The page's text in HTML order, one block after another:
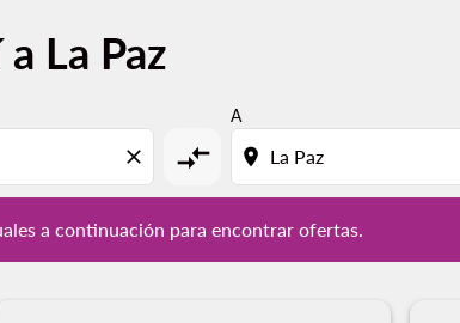
La Paz
close compare_arrows
A
location_on
a continuación para encontrar ofertas.
a continuación para encontrar ofertas.